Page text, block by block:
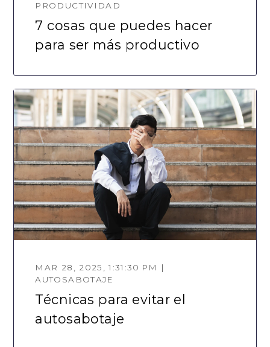
PRODUCTIVIDAD
7 cosas que puedes hacer
para ser más productivo
MAR 28, 2025, 1:31:30 PM |
AUTOSABOTAJE
Técnicas para evitar el
autosabotaje